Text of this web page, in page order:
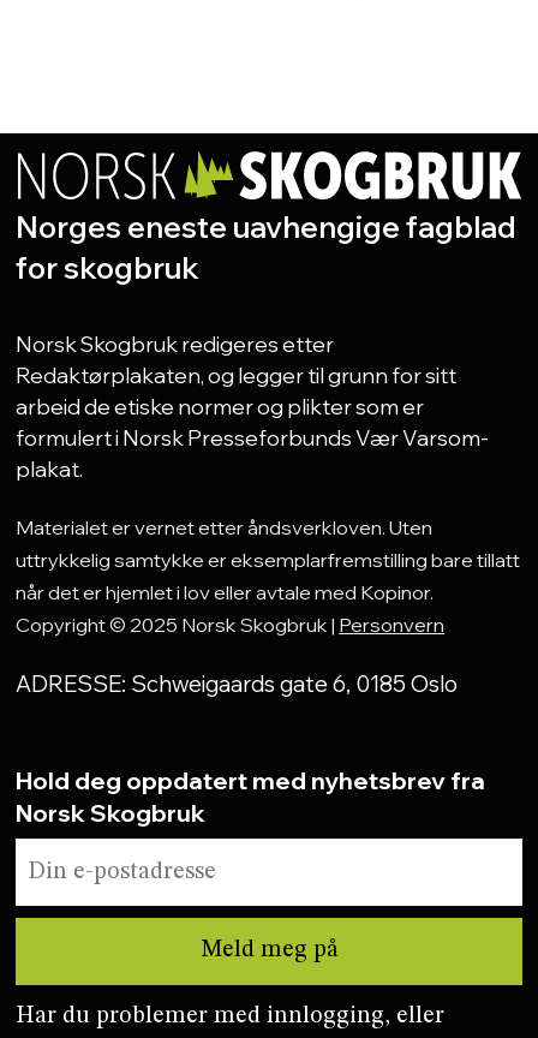
Norges eneste uavhengige fagblad
for skogbruk
Norsk Skogbruk redigeres etter
Redaktørplakaten, og legger til grunn for sitt
arbeid de etiske normer og plikter som er
formulert i Norsk Presseforbunds Vær Varsom-
plakat.
Materialet er vernet etter åndsverkloven. Uten
uttrykkelig samtykke er eksemplarfremstilling bare tillatt
når det er hjemlet i lov eller avtale med Kopinor.
Copyright © 2025 Norsk Skogbruk | Personvern
ADRESSE: Schweigaards gate 6, 0185 Oslo
Hold deg oppdatert med nyhetsbrev fra
Norsk Skogbruk
Har du problemer med innlogging, eller